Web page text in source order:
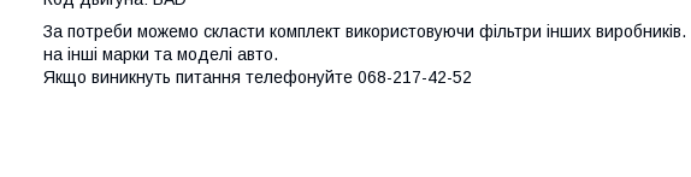
За потреби можемо скласти комплект використовуючи фільтри інших виробників.
на інші марки та моделі авто.
Якщо виникнуть питання телефонуйте 068-217-42-52